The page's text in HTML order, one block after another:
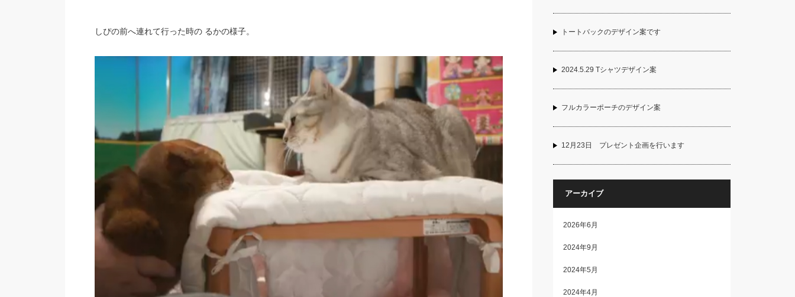
しぴの前へ連れて行った時の るかの様子。 トートバックのデザイン案です
2024.5.29 Tシャツデザイン案
フルカラーポーチのデザイン案
12月23日 プレゼント企画を行います
アーカイブ
2026年6月
2024年9月
2024年5月
2024年4月